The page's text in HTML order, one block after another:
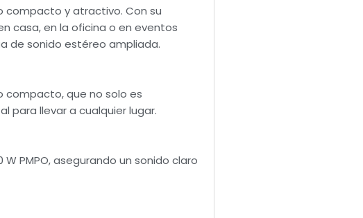
compacto y atractivo. Con su
casa, en la oficina o en eventos
de sonido estéreo ampliada.
compacto, que no solo es
para llevar a cualquier lugar.
PMPO, asegurando un sonido claro